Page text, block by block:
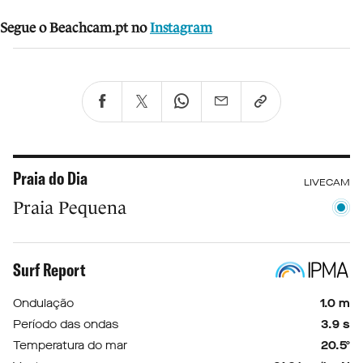
Segue o Beachcam.pt no Instagram
Praia do Dia LIVECAM
Praia Pequena
Surf Report
Ondulação
1.0 m
Período das ondas
3.9 s
Temperatura do mar
20.5º